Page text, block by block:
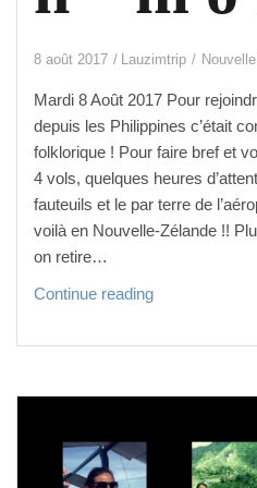
8 août 2017 Lauzimtrip
Mardi 8 Août 2017 Pour
depuis les Philippines c’était
folklorique ! Pour faire bref et
4 vols, quelques heures
fauteuils et le par terre de
voilà en Nouvelle-Zélande !!
on retire…
Continue readingP
e
i